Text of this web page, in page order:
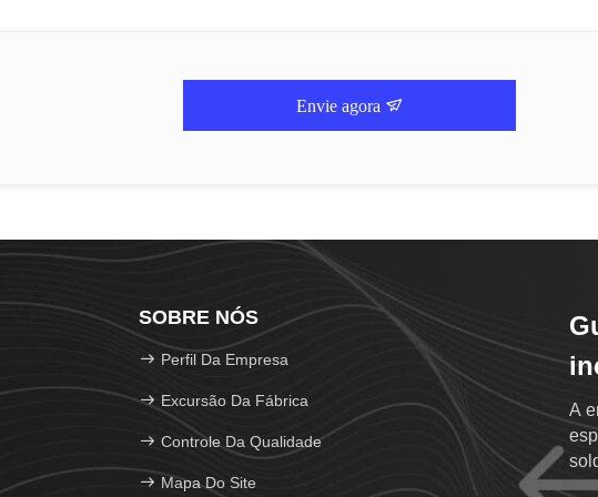
Envie agora
SOBRE NÓS
Perfil Da Empresa
Excursão Da Fábrica
Controle Da Qualidade
Mapa Do Site
A